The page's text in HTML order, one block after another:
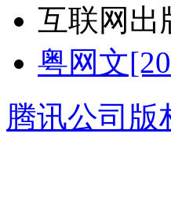
互联网出
粤网文
腾讯公司版